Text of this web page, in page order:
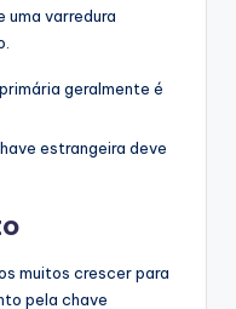
uma varredura
geralmente é
estrangeira deve
muitos crescer para
pela chave